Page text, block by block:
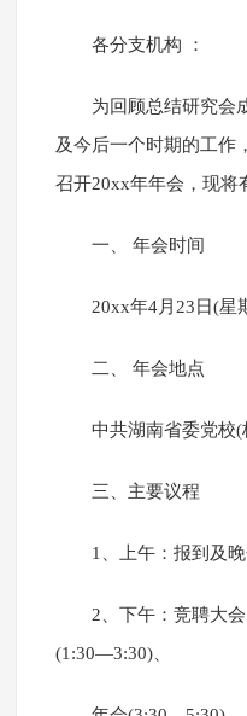
各分支机构 ：
为回顾总结研究会
及今后一个时期的工作
召开20xx年年会，现将
一、 年会时间
20xx年4月23日(星
二、 年会地点
中共湖南省委党校(
三、主要议程
1、上午：报到及
2、下午：竞聘大
(1:30—3:30)、